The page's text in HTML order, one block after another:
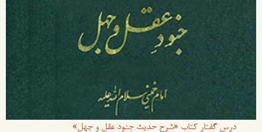
درس گفتار کتاب «شرح حدیث جنود عقل و جهل»